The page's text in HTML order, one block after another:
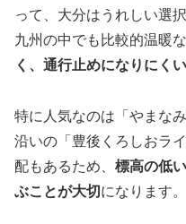
って、大分はうれしい選択
九州の中でも比較的温暖
く、通行止めになりにく
特に人気なのは「やまな
沿いの「豊後くろしおラ
配もあるため、 標高の低
ぶことが大切 になります。